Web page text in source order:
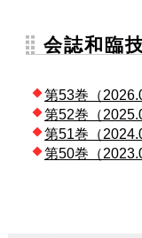
会誌和臨
第53巻（
第52巻（
第51巻（
第50巻（